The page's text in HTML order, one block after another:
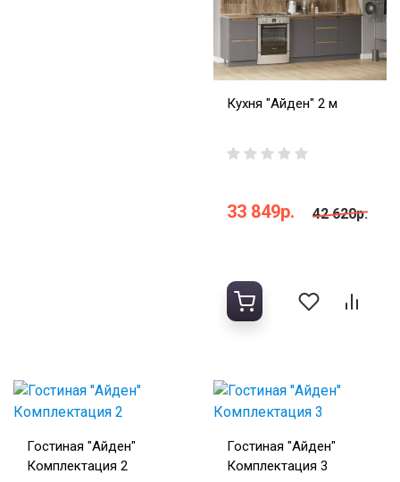
Кухня "Айден" 2 м
33 849р. 42 620р.
Гостиная "Айден"
Комплектация 2
Гостиная "Айден"
Комплектация 3